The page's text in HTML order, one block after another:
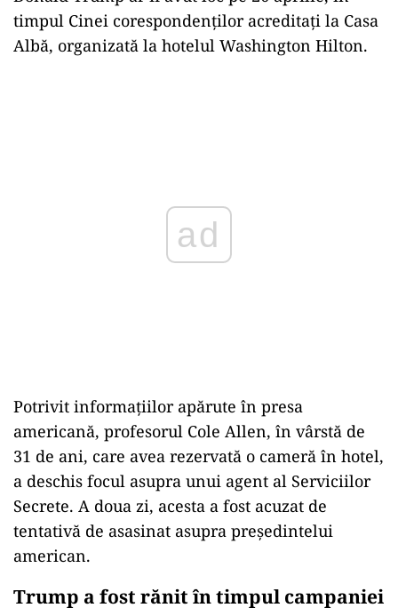
apropiați aliați politici ai lui Donald Trump.
Declarațiile lui Sebastian Gorka vin într-un
Tentativă de atac la Washington
Cea mai recentă tentativă de asasinat asupra lui
Donald Trump ar fi avut loc pe 26 aprilie, în
ad